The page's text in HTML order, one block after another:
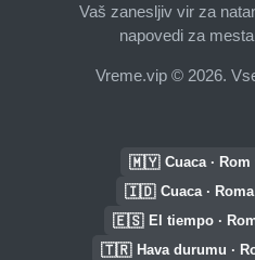
Vaš zanesljiv vir za
napovedi za
Vreme.vip © 2026.
🇲🇾 Cuaca ·
🇮🇩 Cuaca ·
🇪🇸 El tiempo ·
🇹🇷 Hava durumu ·